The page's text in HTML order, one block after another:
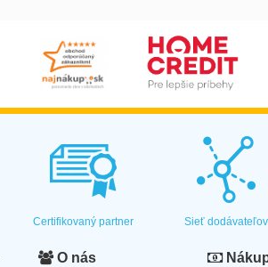
Certifikovaný partner Sieť dodávateľov
O nás